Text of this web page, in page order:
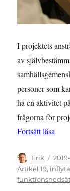
I projektets
av
personer som
ha en aktivitet
frågorna för
Fortsätt läsa
Författare
Erik
den
Artikel 19,